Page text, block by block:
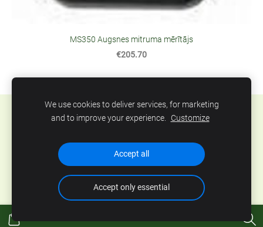
MS350 Augsnes mitruma mērītājs
€205.70
Sīkdatnes
SIA Abero, Mūkusalas 33, Rīga, Latvija. Tel.: +371
67801078, epasts:info@abero.lv
We use cookies to deliver services, for marketing
and to improve your experience. Customize
Accept all
Accept only essential